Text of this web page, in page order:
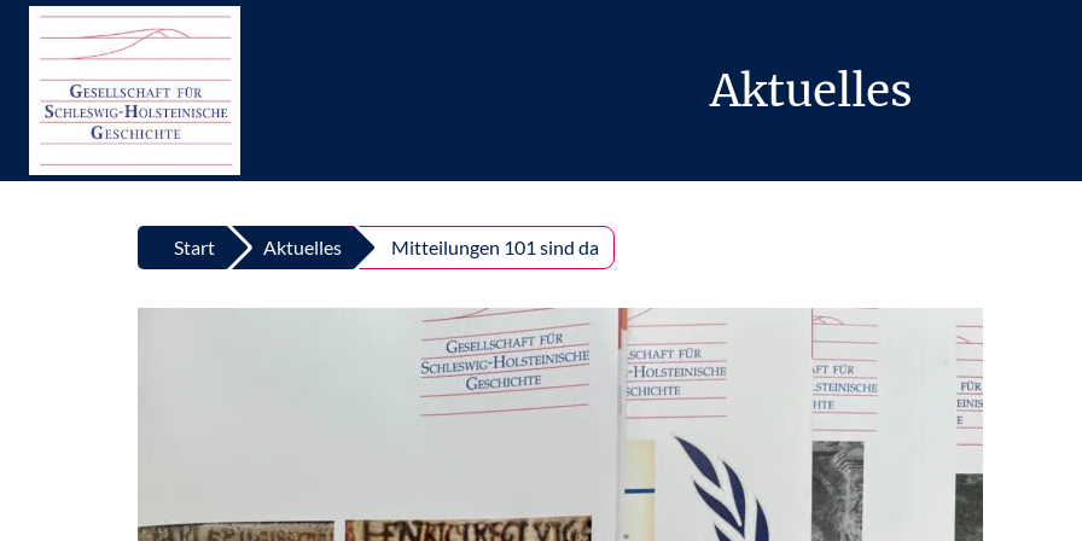
Aktuelles
Start Aktuelles Mitteilungen 101 sind da